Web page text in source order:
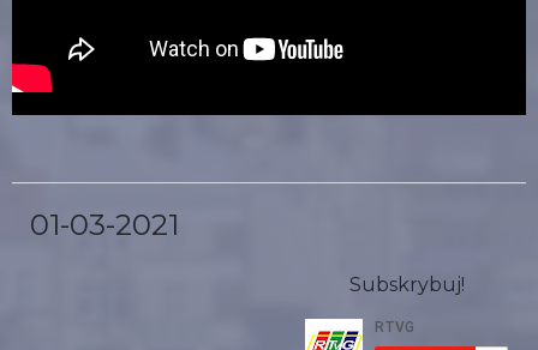
01-03-2021
Subskrybuj!